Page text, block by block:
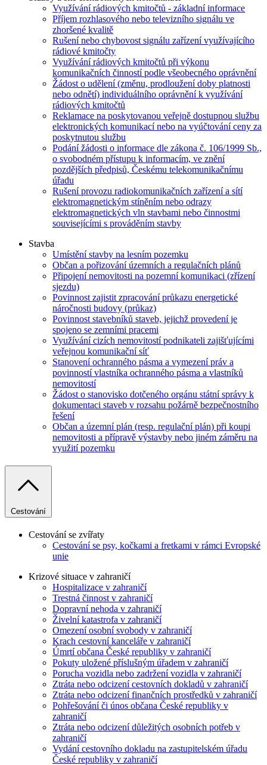
Využívání rádiových kmitočtů - základní informace
Příjem rozhlasového nebo televizního signálu ve
zhoršené kvalitě
Rušení nebo chybovost signálu zařízení využívajícího
rádiové kmitočty
Využívání rádiových kmitočtů při výkonu
komunikačních činností podle všeobecného oprávnění
Žádost o udělení (změnu, prodloužení doby platnosti
nebo odnětí) individuálního oprávnění k využívání
rádiových kmitočtů
Reklamace na poskytovanou veřejně dostupnou službu
elektronických komunikací nebo na vyúčtování ceny za
poskytnutou službu
Podání žádosti o informace dle zákona č. 106/1999 Sb.,
o svobodném přístupu k informacím, ve znění
pozdějších předpisů, Českému telekomunikačnímu
úřadu
Rušení provozu radiokomunikačních zařízení a sítí
elektromagnetickým stíněním nebo odrazy
elektromagnetických vln stavbami nebo činnostmi
souvisejícími s prováděním stavby
Stavba
Umístění stavby na lesním pozemku
Občan a pořizování územních a regulačních plánů
Připojení nemovitosti na pozemní komunikaci (zřízení
sjezdu)
Povinnost zajistit zpracování průkazu energetické
náročnosti budovy (průkaz)
Povinnost stavebníků staveb, jejichž provedení je
spojeno se zemními pracemi
Využívání cizích nemovitostí podnikateli zajišťujícími
veřejnou komunikační síť
Stanovení ochranného pásma a vymezení práv a
povinností vlastníka ochranného pásma a vlastníků
nemovitostí
Žádost o stanovisko dotčeného orgánu státní správy k
dokumentaci staveb v rozsahu požárně bezpečnostního
řešení
Občan a územní plán (resp. regulační plán) při koupi
nemovitosti a přípravě výstavby nebo jiném záměru na
využití pozemku
Cestování
Cestování se zvířaty
Cestování se psy, kočkami a fretkami v rámci Evropské
unie
Krizové situace v zahraničí
Hospitalizace v zahraničí
Trestná činnost v zahraničí
Dopravní nehoda v zahraničí
Živelní katastrofa v zahraničí
Omezení osobní svobody v zahraničí
Krach cestovní kanceláře v zahraničí
Úmrtí občana České republiky v zahraničí
Pokuty uložené příslušným úřadem v zahraničí
Porucha vozidla nebo zadržení vozidla v zahraničí
Ztráta nebo odcizení cestovních dokladů v zahraničí
Ztráta nebo odcizení finančních prostředků v zahraničí
Pohřešování či únos občana České republiky v
zahraničí
Ztráta nebo odcizení důležitých osobních potřeb v
zahraničí
Vydání cestovního dokladu na zastupitelském úřadu
České republiky v zahraničí